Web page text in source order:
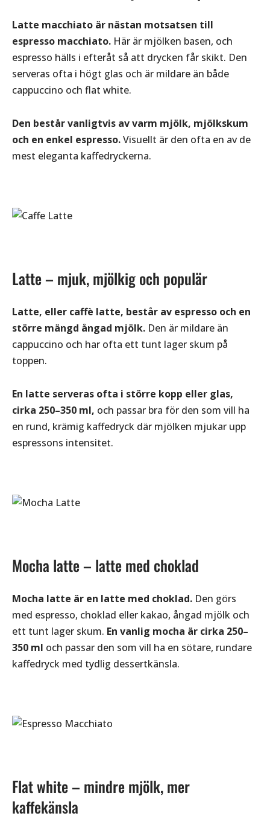
Latte macchiato är nästan motsatsen till
espresso macchiato. Här är mjölken basen, och
espresso hälls i efteråt så att drycken får skikt. Den
serveras ofta i högt glas och är mildare än både
cappuccino och flat white.
Den består vanligtvis av varm mjölk, mjölkskum
och en enkel espresso.Visuellt är den ofta en av de
mest eleganta kaffedryckerna.
Latte – mjuk, mjölkig och populär
Latte, eller caffè latte, består av espresso och en
större mängd ångad mjölk. Den är mildare än
cappuccino och har ofta ett tunt lager skum på
toppen.
En latte serveras ofta i större kopp eller glas,
cirka 250–350 ml, och passar bra för den som vill ha
en rund, krämig kaffedryck där mjölken mjukar upp
espressons intensitet.
Mocha latte – latte med choklad
Mocha latte är en latte med choklad. Den görs
med espresso, choklad eller kakao, ångad mjölk och
ett tunt lager skum. En vanlig mocha är cirka 250–
350 ml och passar den som vill ha en sötare, rundare
kaffedryck med tydlig dessertkänsla.
Flat white – mindre mjölk, mer
kaffekänsla